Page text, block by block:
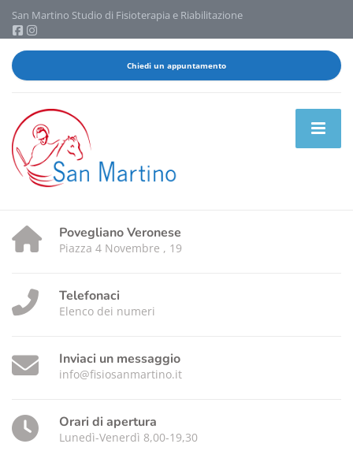
San Martino Studio di Fisioterapia e Riabilitazione
Chiedi un appuntamento
Povegliano Veronese
Piazza 4 Novembre , 19
Telefonaci
Elenco dei numeri
Inviaci un messaggio
info@fisiosanmartino.it
Orari di apertura
Lunedì-Venerdì 8,00-19,30